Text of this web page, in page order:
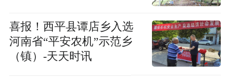
喜报！西平县谭店乡入选
河南省“平安农机”示范乡
（镇）-天天时讯